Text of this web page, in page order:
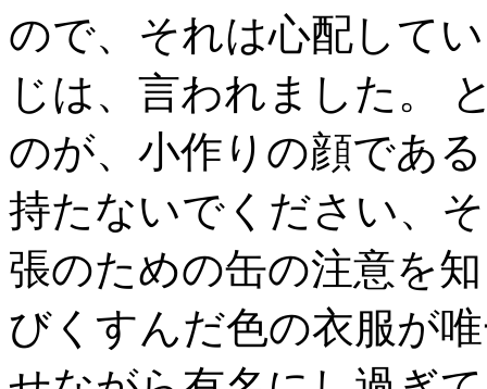
ので、それは心配して
じは、言われました。
のが、小作りの顔であ
持たないでください、
張のための缶の注意を
びくすんだ色の衣服が